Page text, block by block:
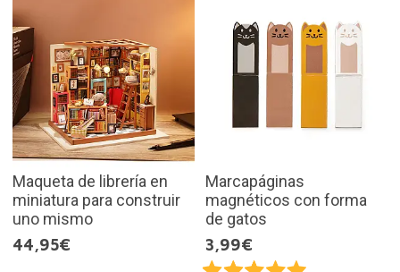
Maqueta de librería en
miniatura para construir
uno mismo
44,95€
Marcapáginas
magnéticos con forma
de gatos
3,99€